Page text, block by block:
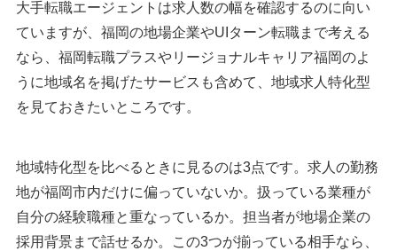
大手転職エージェントは求人数の幅を確認するのに向い
ていますが、福岡の地場企業やUIターン転職まで考える
なら、福岡転職プラスやリージョナルキャリア福岡のよ
うに地域名を掲げたサービスも含めて、地域求人特化型
を見ておきたいところです。
地域特化型を比べるときに見るのは3点です。求人の勤務
地が福岡市内だけに偏っていないか。扱っている業種が
自分の経験職種と重なっているか。担当者が地場企業の
採用背景まで話せるか。この3つが揃っている相手なら、